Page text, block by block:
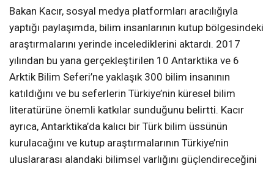
Bakan Kacır, sosyal medya platformları aracılığıyla
yaptığı paylaşımda, bilim insanlarının kutup bölgesindeki
araştırmalarını yerinde incelediklerini aktardı. 2017
yılından bu yana gerçekleştirilen 10 Antarktika ve 6
Arktik Bilim Seferi’ne yaklaşık 300 bilim insanının
katıldığını ve bu seferlerin Türkiye’nin küresel bilim
literatürüne önemli katkılar sunduğunu belirtti. Kacır
ayrıca, Antarktika’da kalıcı bir Türk bilim üssünün
kurulacağını ve kutup araştırmalarının Türkiye’nin
uluslararası alandaki bilimsel varlığını güçlendireceğini